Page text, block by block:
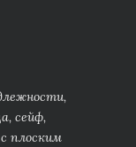
сейф,
плоским